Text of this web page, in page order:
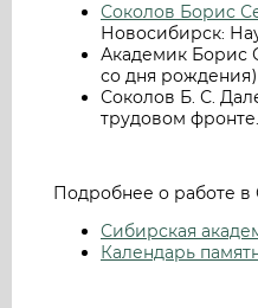
Соколов Борис
Новосибирск:
Академик Борис
со дня
Соколов Б. С.
трудовом
Подробнее о работе
Сибирская
Календарь